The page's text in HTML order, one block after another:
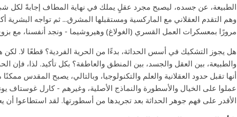
الطبيعة، عن جسده، ليصبح مجرد عقلٍ يملك في نهاية المطاف إجابةً لكل
وهم التقدم العقلاني مع الماركسية ومستقبلها المشرق... ثم تواجه البشرية
مرورًا بمعسكرات العمل القسري (الغولاغ) وهيروشيما - ونجد أنفسنا، مع
هل يجوز التشكيك في أسس الحداثة، بدءًا من الحرية الفردية؟ قطعًا لا. لكن
والطبيعة، بين العقل والجسد، بين المنطق والعاطفة؟ بكل تأكيد. لذا، فإن
أنها تقبل حدود العقلانية والعلم والتكنولوجيا، وبالتالي، يصبح المقدس
عملوا على الخيال والأسطورة والنماذج الأصلية، وغيرهم - كارل غوستاف
الأقدر على فهم جوهر الحداثة بعد تجريدها من أسطورتها. لقد استطاعوا أن